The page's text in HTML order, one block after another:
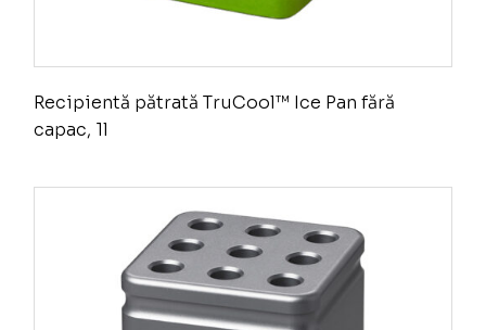
Recipientă pătrată TruCool™ Ice Pan fără
capac, 1l